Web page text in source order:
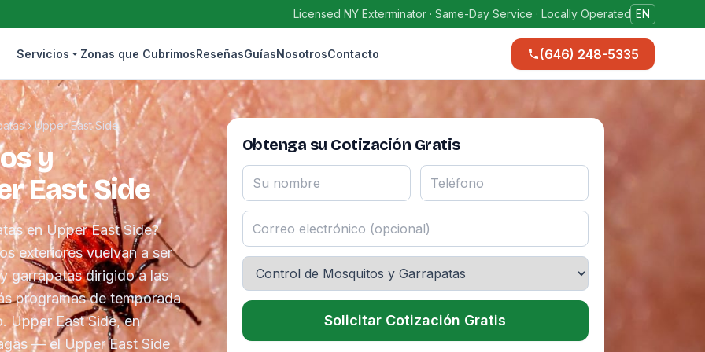
Licensed NY Exterminator · Same-Day Service · Locally Operated EN
Servicios Zonas que CubrimosReseñasGuíasNosotrosContacto (646) 248-5335
›Upper East Side
y
East Side
en Upper East Side?
exteriores vuelvan a ser
garrapatas dirigido a las
programas de temporada
Upper East Side, en
— el Upper East Side
Obtenga su Cotización Gratis
Solicitar Cotización Gratis